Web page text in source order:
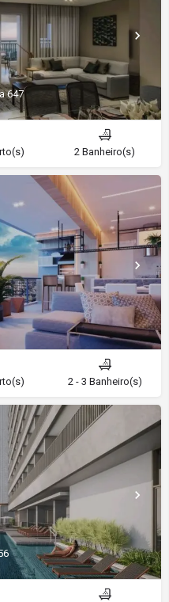
647
2 Banheiro(s)
2 - 3 Banheiro(s)